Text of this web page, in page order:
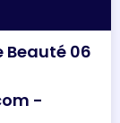
06
-